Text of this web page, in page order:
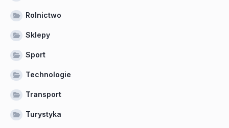
Rolnictwo
Sklepy
Sport
Technologie
Transport
Turystyka